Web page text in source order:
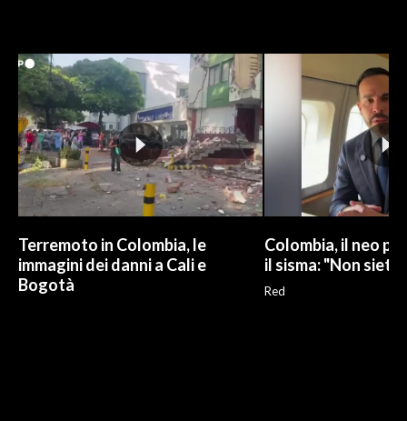
Terremoto in Colombia, le
immagini dei danni a Cali e
Bogotà
Colombia, il neo
il sisma: "Non siete
Red